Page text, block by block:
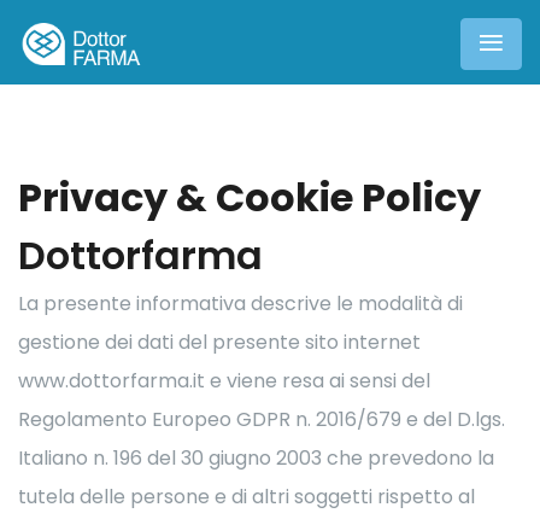
Privacy & Cookie Policy
Dottorfarma
La presente informativa descrive le modalità di
gestione dei dati del presente sito internet
www.dottorfarma.it e viene resa ai sensi del
Regolamento Europeo GDPR n. 2016/679 e del D.lgs.
Italiano n. 196 del 30 giugno 2003 che prevedono la
tutela delle persone e di altri soggetti rispetto al